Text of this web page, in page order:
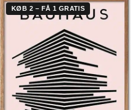
KØB 2 – FÅ 1 GRATIS